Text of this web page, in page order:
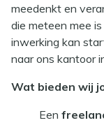
meedenkt en
die meteen mee
inwerking kan
naar ons kantoor
Wat bieden wij
Een